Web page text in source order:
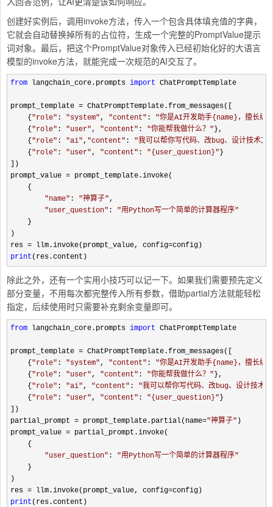
创建好实例后，调用invoke方法，传入一个包含具体填充值的字典，
它就会自动替换掉所有的占位符，生成一个完整的PromptValue提示
词对象。最后，把这个PromptValue对象传入已经初始化好的大语言
模型的invoke方法，就能完成一次规范的AI交互了。
from langchain_core.prompts import ChatPromptTemplate
prompt_template = ChatPromptTemplate.from_messages([
    {
"role" : "system", "content" : "你是AI开发助手{name}，擅长编
    {
"role" : "user", "content" : "你能帮我做什么？ " },
    {
"role" : "ai", "content" : "我可以帮你写代码、改bug、设计技术方
    {
"role" : "user", "content" : "{user_question}" }
])
prompt_value = prompt_template.invoke(
    {
"name" : "神算子",
"user_question" : "用Python写一个简单的计算器程序"
    }
)
res = llm.invoke(prompt_value, config=
print (res.content)
除此之外，还有一个实用小技巧可以记一下。如果我们需要预先定义
部分变量，不用每次都完整传入所有参数，借助partial方法就能轻松
指定，后续使用时只需要补充剩余变量即可。
from langchain_core.prompts import ChatPromptTemplate
prompt_template = ChatPromptTemplate.from_messages([
    {
"role" : "system", "content" : "你是AI开发助手{name}，擅长编
    {
"role" : "user", "content" : "你能帮我做什么？ " },
    {
"role" : "ai", "content" : "我可以帮你写代码、改bug、设计技术
    {
"role" : "user", "content" : "{user_question}" }
])
partial_prompt = prompt_template.partial(name="神算子" )
prompt_value = partial_prompt.invoke(
    {
"user_question" : "用Python写一个简单的计算器程序"
    }
)
res = llm.invoke(prompt_value, config=
print (res.content)